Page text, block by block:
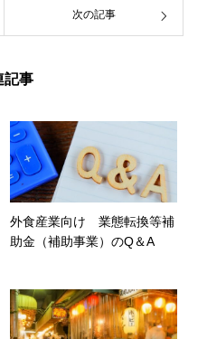
次の記事
記事
外食産業向け 業態転換等補
助金（補助事業）のQ＆A